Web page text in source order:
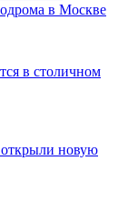
в Москве
в столичном
новую